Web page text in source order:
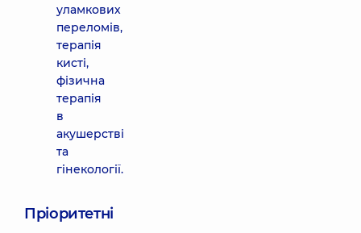
уламкових
переломів,
терапія
кисті,
фізична
терапія
в
акушерстві
та
гінекології.
Пріоритетні